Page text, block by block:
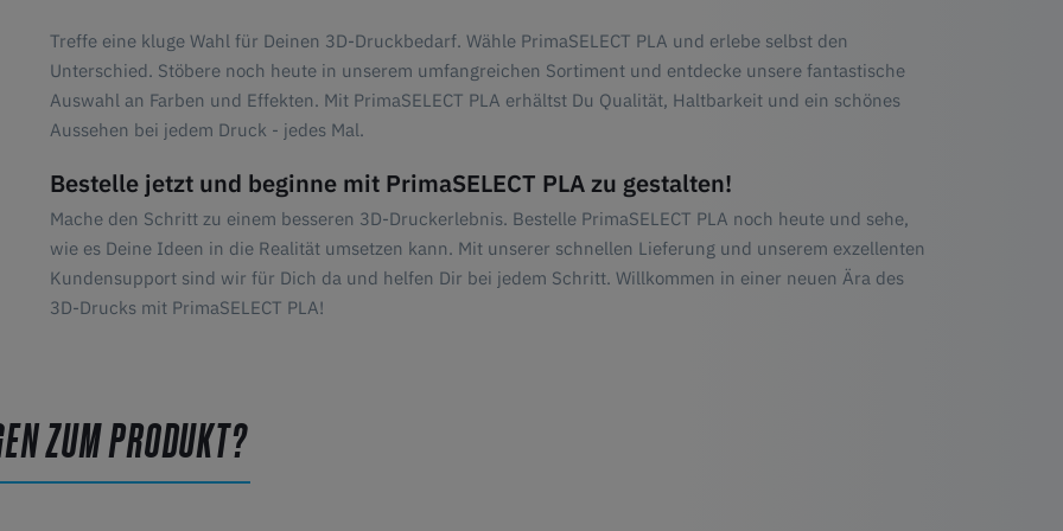
Treffe eine kluge Wahl für Deinen 3D-Druckbedarf. Wähle PrimaSELECT PLA und erlebe selbst den
Unterschied. Stöbere noch heute in unserem umfangreichen Sortiment und entdecke unsere fantastische
Auswahl an Farben und Effekten. Mit PrimaSELECT PLA erhältst Du Qualität, Haltbarkeit und ein schönes
Aussehen bei jedem Druck - jedes Mal.
Bestelle jetzt und beginne mit PrimaSELECT PLA zu gestalten!
Mache den Schritt zu einem besseren 3D-Druckerlebnis. Bestelle PrimaSELECT PLA noch heute und sehe,
wie es Deine Ideen in die Realität umsetzen kann. Mit unserer schnellen Lieferung und unserem exzellenten
Kundensupport sind wir für Dich da und helfen Dir bei jedem Schritt. Willkommen in einer neuen Ära des
3D-Drucks mit PrimaSELECT PLA!
ZUM PRODUKT?